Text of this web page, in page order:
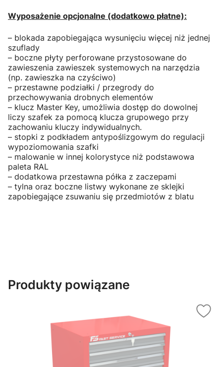
Wyposażenie opcjonalne (dodatkowo płatne):
– blokada zapobiegająca wysunięciu więcej niż jednej
szuflady
– boczne płyty perforowane przystosowane do
zawieszenia zawieszek systemowych na narzędzia
(np. zawieszka na czyściwo)
– przestawne podziałki / przegrody do
przechowywania drobnych elementów
– klucz Master Key, umożliwia dostęp do dowolnej
liczy szafek za pomocą klucza grupowego przy
zachowaniu kluczy indywidualnych.
– stopki z podkładem antypoślizgowym do regulacji
wypoziomowania szafki
– malowanie w innej kolorystyce niż podstawowa
paleta RAL
– dodatkowa przestawna półka z zaczepami
– tylna oraz boczne listwy wykonane ze sklejki
zapobiegające zsuwaniu się przedmiotów z blatu
Produkty powiązane